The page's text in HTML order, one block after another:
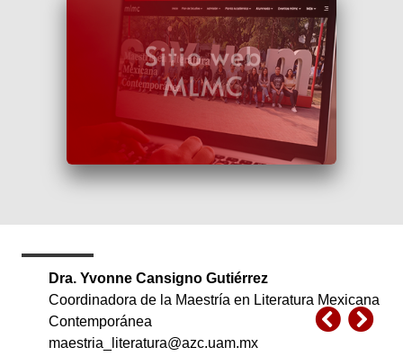
Dra. Yvonne Cansigno Gutiérrez
Coordinadora de la Maestría en Literatura Mexicana
Contemporánea
maestria_literatura@azc.uam.mx